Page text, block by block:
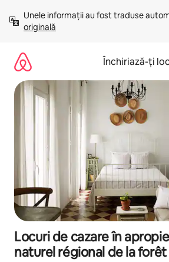
mergi
conținut
Unele informații au fost traduse
originală
Închiriază-ți
Locuri de cazare în
naturel régional de la